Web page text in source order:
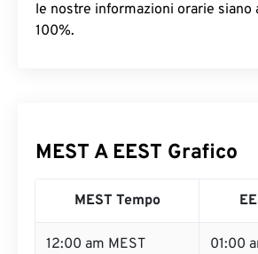
le nostre informazioni orarie siano
100%.
MEST A EEST Grafico
MEST Tempo
12:00 am MEST
01:00